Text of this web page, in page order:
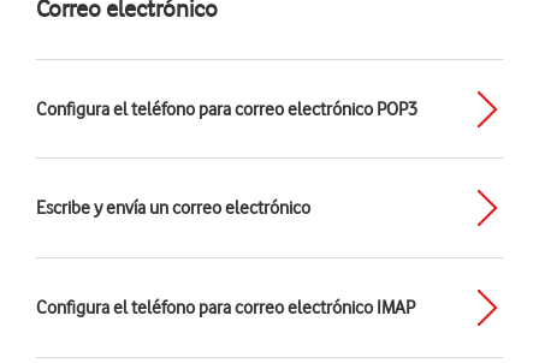
Correo electrónico
Configura el teléfono para correo electrónico POP3
Escribe y envía un correo electrónico
Configura el teléfono para correo electrónico IMAP